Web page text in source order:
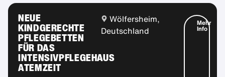
NEUE
KINDGERECHTE
PFLEGEBETTEN
FÜR DAS
INTENSIVPFLEGEHAUS
ATEMZEIT
Wölfersheim,
Deutschland
Mehr
Info